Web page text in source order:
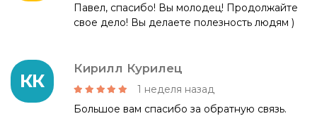
Павел, спасибо! Вы молодец! Продолжайте
свое дело! Вы делаете полезность людям )
КК
Кирилл Курилец
1 неделя назад
Большое вам спасибо за обратную связь.